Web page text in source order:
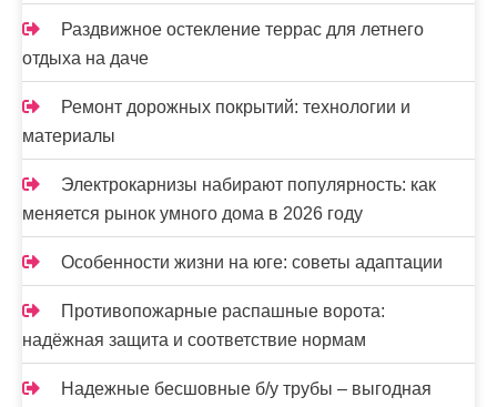
Раздвижное остекление террас для летнего
отдыха на даче
Ремонт дорожных покрытий: технологии и
материалы
Электрокарнизы набирают популярность: как
меняется рынок умного дома в 2026 году
Особенности жизни на юге: советы адаптации
Противопожарные распашные ворота:
надёжная защита и соответствие нормам
Надежные бесшовные б/у трубы – выгодная